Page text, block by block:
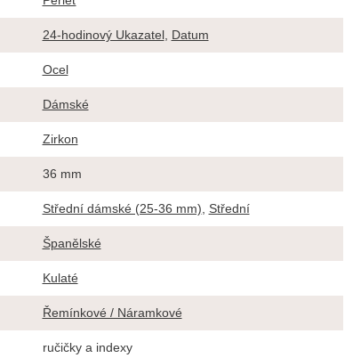
24-hodinový Ukazatel, Datum
Ocel
Dámské
Zirkon
36 mm
Střední dámské (25-36 mm), Střední
Španělské
Kulaté
Řemínkové / Náramkové
ručičky a indexy